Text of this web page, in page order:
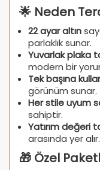
🌟 Neden
22 ayar altın
parlaklık sunar.
Yuvarlak plaka
modern bir
Tek başına
görünüm sunar.
Her stile uyum
sahiptir.
Yatırım değeri
arasında yer alır.
🎁 Özel